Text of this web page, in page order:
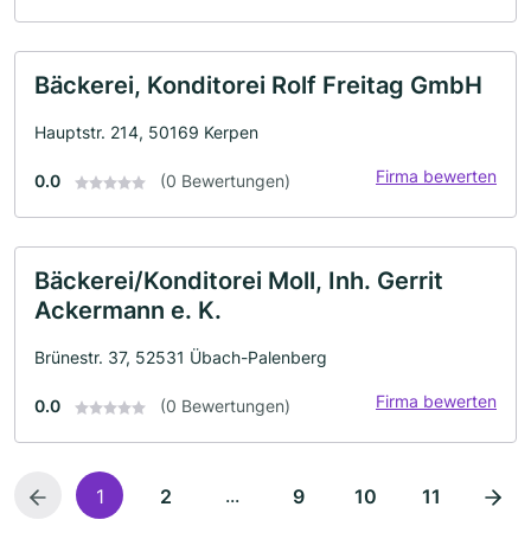
Bäckerei, Konditorei Rolf Freitag GmbH
Hauptstr. 214, 50169 Kerpen
0.0 (0 Bewertungen) Firma bewerten
Bäckerei/Konditorei Moll, Inh. Gerrit
Ackermann e. K.
Brünestr. 37, 52531 Übach-Palenberg
0.0 (0 Bewertungen) Firma bewerten
1 2 ... 9 10 11